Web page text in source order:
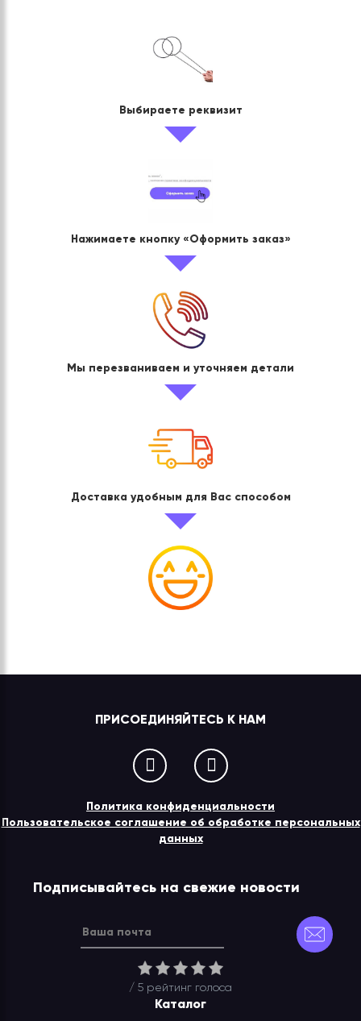
Выбираете реквизит
Нажимаете кнопку «Оформить заказ»
Мы перезваниваем и уточняем детали
Доставка удобным для Вас способом
ПРИСОЕДИНЯЙТЕСЬ К НАМ
Политика конфиденциальности
Пользовательское соглашение об обработке персональных
данных
Подписывайтесь на свежие новости
/ 5 рейтинг голоса
Каталог